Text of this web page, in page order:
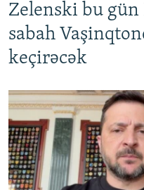
Zelenski bu
sabah
keçirəcək